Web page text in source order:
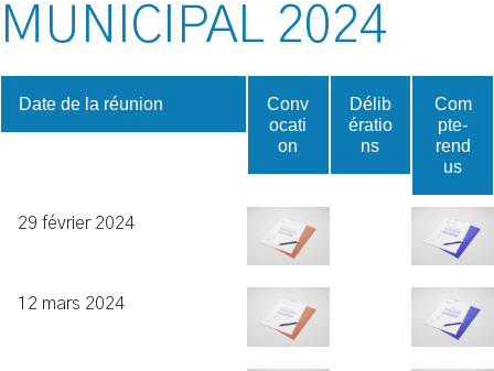
MUNICIPAL 2024
Date de la réunion
Conv
ocati
on
Délib
ératio
ns
Com
pte-
rend
us
29 février 2024
12 mars 2024